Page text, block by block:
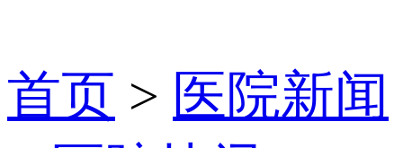
首页 > 医院新闻